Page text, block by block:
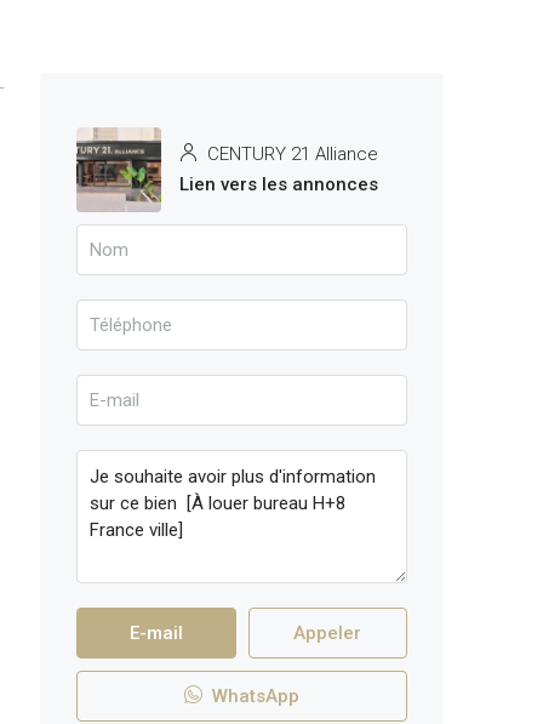
CENTURY 21 Alliance
Lien vers les annonces
E-mail Appeler
WhatsApp